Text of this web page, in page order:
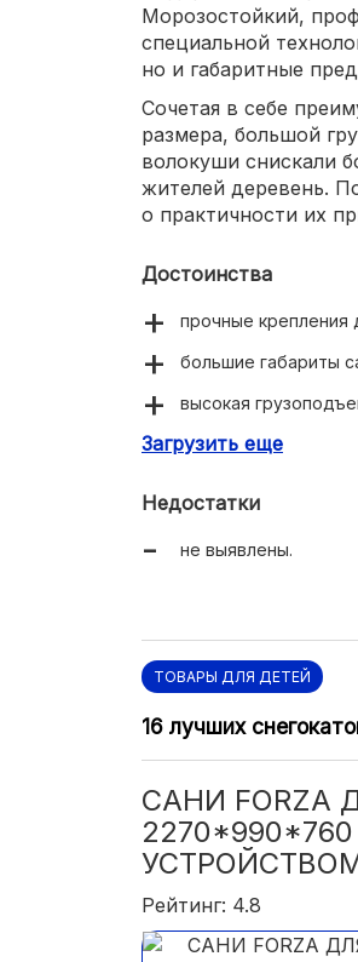
Морозостойкий,
специальной
но и габаритные
Сочетая в себе
размера, большой
волокуши снискали
жителей деревень.
о практичности их
Достоинства
прочные крепления
большие габариты
высокая
износостойкий
Загрузить еще
Недостатки
не выявлены.
ТОВАРЫ ДЛЯ ДЕТЕЙ
16 лучших
САНИ
Рейтинг: 4.8